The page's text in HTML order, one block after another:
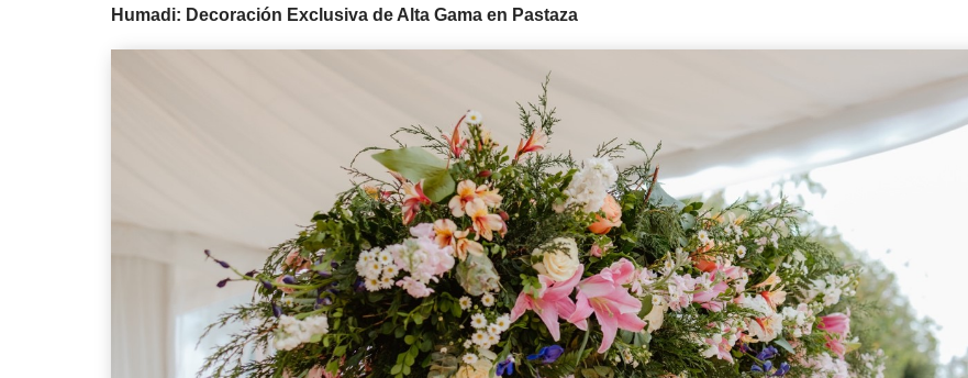
Humadi: Decoración Exclusiva de Alta Gama en Pastaza